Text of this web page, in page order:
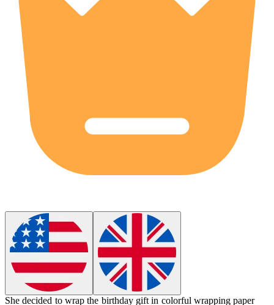
She decided to wrap the birthday gift in colorful wrapping paper